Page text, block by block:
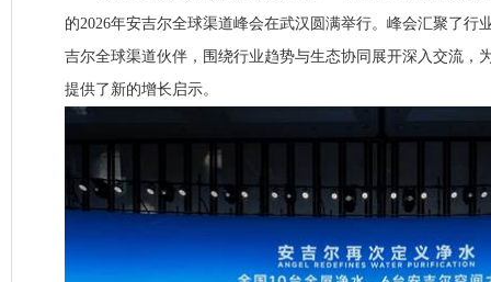
的2026年安吉尔全球渠道峰会在武汉圆满举行。峰会汇聚了行
吉尔全球渠道伙伴，围绕行业趋势与生态协同展开深入交流，
提供了新的增长启示。